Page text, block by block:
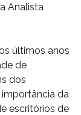
Analista
últimos anos
de
dos
da
escritórios de